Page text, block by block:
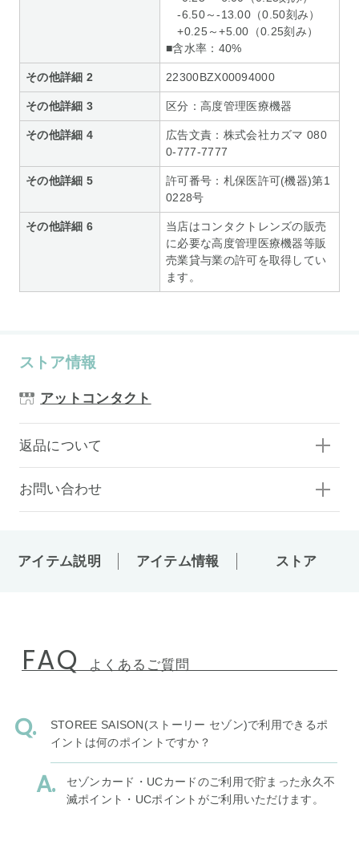
-6.50～-13.00（0.50刻み）
+0.25～+5.00（0.25刻み）
■含水率：40%
その他詳細 2 22300BZX00094000
その他詳細 3 区分：高度管理医療機器
その他詳細 4
広告文責：株式会社カズマ 080
0-777-7777
その他詳細 5
許可番号：札保医許可(機器)第1
0228号
その他詳細 6
当店はコンタクトレンズの販売
に必要な高度管理医療機器等販
売業貸与業の許可を取得してい
ます。
ストア情報
アットコンタクト
返品について
お問い合わせ
アイテム説明 アイテム情報 ストア
FAQ よくあるご質問
STOREE SAISON(ストーリー セゾン)で利用できるポ
イントは何のポイントですか？
セゾンカード・UCカードのご利用で貯まった永久不
滅ポイント・UCポイントがご利用いただけます。